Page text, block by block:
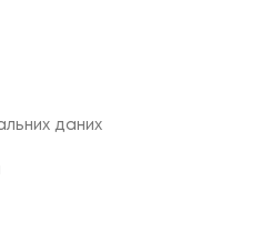
даних